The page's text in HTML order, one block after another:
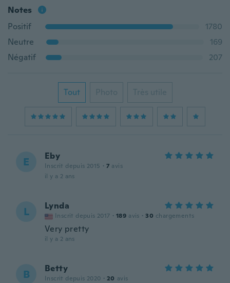
Notes
Positif
1780
Neutre
169
Négatif
207
Tout Photo Très utile
E Eby
Inscrit depuis 2015 · 7 avis
il y a 2 ans
L Lynda
Inscrit depuis 2017 · 189 avis · 30 chargements
Very pretty
il y a 2 ans
B Betty
Inscrit depuis 2020 · 20 avis